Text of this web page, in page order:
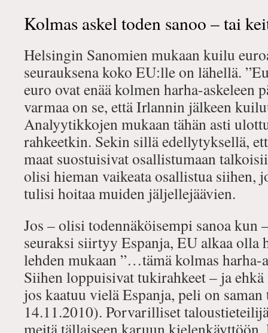
Kolmas askel toden sanoo – tai
Helsingin Sanomien mukaan kuilu
seurauksena koko EU:lle on lähellä.
euro ovat enää kolmen harha-askeleen
varmaa on se, että Irlannin jälkeen
Analyytikkojen mukaan tähän asti
rahkeetkin. Sekin sillä edellytyksellä,
maat suostuisivat osallistumaan
olisi hieman vaikeata osallistua siihen,
tulisi hoitaa muiden jäljellejäävien.
Jos – olisi todennäköisempi sanoa kun
seuraksi siirtyy Espanja, EU alkaa olla
lehden mukaan ”…tämä kolmas
Siihen loppuisivat tukirahkeet – ja
jos kaatuu vielä Espanja, peli on
14.11.2010). Porvarilliset
meitä tällaiseen karuun kielenkäyttöön.